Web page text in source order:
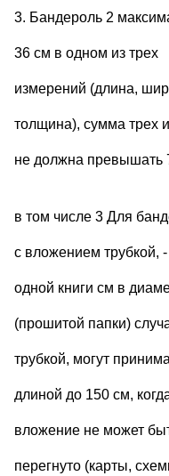
3. Бандероль 2
36 см в одном из трех
измерений (длина,
толщина), сумма трех
не должна превышать
в том числе 3 Для
с вложением трубкой,
одной книги см в
(прошитой папки)
трубкой, могут
длиной до 150 см,
вложение не может
перегнуто (карты,